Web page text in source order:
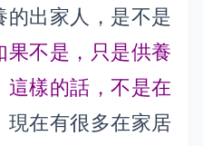
出家人，是不是
果不是，只是供養
這樣的話，不是在
現在有很多在家居